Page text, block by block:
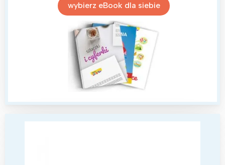
wybierz eBook dla siebie
Warszawa
Trójmiasto
Śląsk
Kraków
Południe
Północ
Wszystkie
Wybieram